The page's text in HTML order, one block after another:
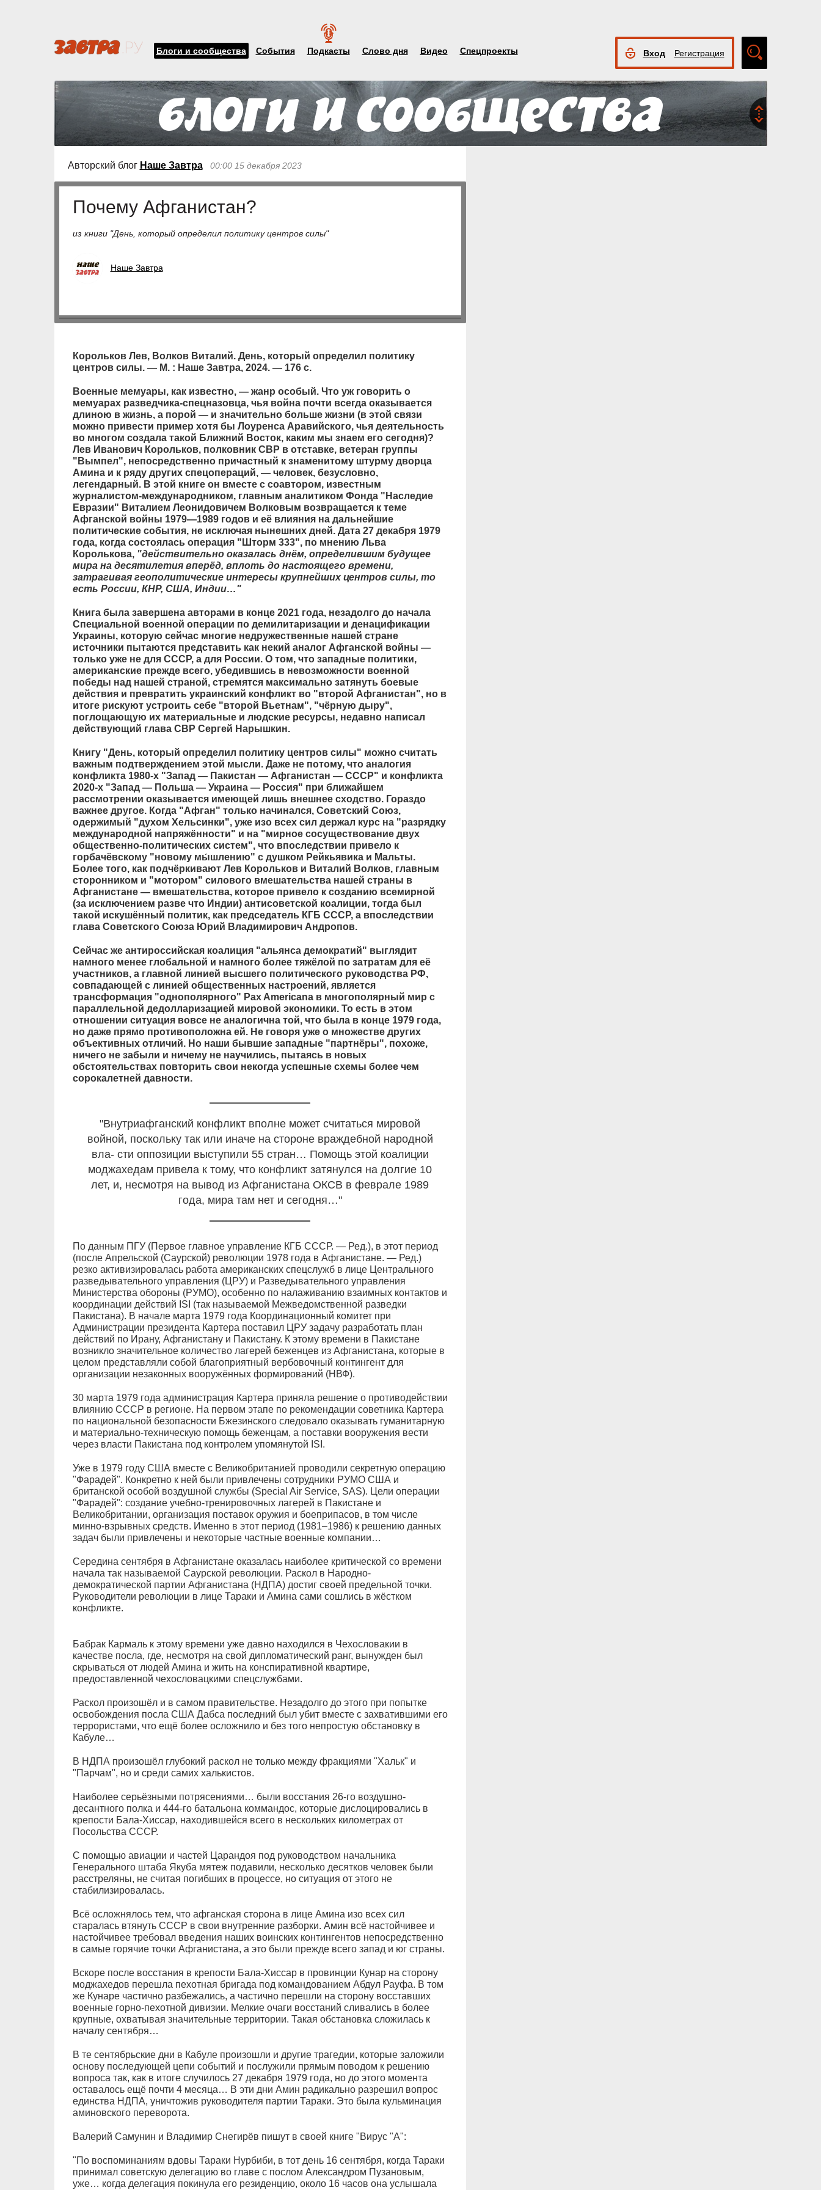
Блоги и сообщества События Подкасты Слово дня Видео Спецпроекты Вход Регистрация
поиск
Авторский блог Наше Завтра 00:00 15 декабря 2023
Почему Афганистан?
из книги "День, который определил политику центров силы"
Наше Завтра
Корольков Лев, Волков Виталий. День, который определил политику
центров силы. — М. : Наше Завтра, 2024. — 176 с.
Военные мемуары, как известно, — жанр особый. Что уж говорить о
мемуарах разведчика-спецназовца, чья война почти всегда оказывается
длиною в жизнь, а порой — и значительно больше жизни (в этой связи
можно привести пример хотя бы Лоуренса Аравийского, чья деятельность
во многом создала такой Ближний Восток, каким мы знаем его сегодня)?
Лев Иванович Корольков, полковник СВР в отставке, ветеран группы
"Вымпел", непосредственно причастный к знаменитому штурму дворца
Амина и к ряду других спецопераций, — человек, безусловно,
легендарный. В этой книге он вместе с соавтором, известным
журналистом-международником, главным аналитиком Фонда "Наследие
Евразии" Виталием Леонидовичем Волковым возвращается к теме
Афганской войны 1979—1989 годов и её влияния на дальнейшие
политические события, не исключая нынешних дней. Дата 27 декабря 1979
года, когда состоялась операция "Шторм 333", по мнению Льва
Королькова, "действительно оказалась днём, определившим будущее
мира на десятилетия вперёд, вплоть до настоящего времени,
затрагивая геополитические интересы крупнейших центров силы, то
есть России, КНР, США, Индии…"
Книга была завершена авторами в конце 2021 года, незадолго до начала
Специальной военной операции по демилитаризации и денацификации
Украины, которую сейчас многие недружественные нашей стране
источники пытаются представить как некий аналог Афганской войны —
только уже не для СССР, а для России. О том, что западные политики,
американские прежде всего, убедившись в невозможности военной
победы над нашей страной, стремятся максимально затянуть боевые
действия и превратить украинский конфликт во "второй Афганистан", но в
итоге рискуют устроить себе "второй Вьетнам", "чёрную дыру",
поглощающую их материальные и людские ресурсы, недавно написал
действующий глава СВР Сергей Нарышкин.
Книгу "День, который определил политику центров силы" можно считать
важным подтверждением этой мысли. Даже не потому, что аналогия
конфликта 1980-х "Запад — Пакистан — Афганистан — СССР" и конфликта
2020-х "Запад — Польша — Украина — Россия" при ближайшем
рассмотрении оказывается имеющей лишь внешнее сходство. Гораздо
важнее другое. Когда "Афган" только начинался, Советский Союз,
одержимый "духом Хельсинки", уже изо всех сил держал курс на "разрядку
международной напряжённости" и на "мирное сосуществование двух
общественно-политических систем", что впоследствии привело к
горбачёвскому "новому мы́шлению" с душком Рейкьявика и Мальты.
Более того, как подчёркивают Лев Корольков и Виталий Волков, главным
сторонником и "мотором" силового вмешательства нашей страны в
Афганистане — вмешательства, которое привело к созданию всемирной
(за исключением разве что Индии) антисоветской коалиции, тогда был
такой искушённый политик, как председатель КГБ СССР, а впоследствии
глава Советского Союза Юрий Владимирович Андропов.
Сейчас же антироссийская коалиция "альянса демократий" выглядит
намного менее глобальной и намного более тяжёлой по затратам для её
участников, а главной линией высшего политического руководства РФ,
совпадающей с линией общественных настроений, является
трансформация "однополярного" Pax Americana в многополярный мир с
параллельной дедолларизацией мировой экономики. То есть в этом
отношении ситуация вовсе не аналогична той, что была в конце 1979 года,
но даже прямо противоположна ей. Не говоря уже о множестве других
объективных отличий. Но наши бывшие западные "партнёры", похоже,
ничего не забыли и ничему не научились, пытаясь в новых
обстоятельствах повторить свои некогда успешные схемы более чем
сорокалетней давности.
"Внутриафганский конфликт вполне может считаться мировой
войной, поскольку так или иначе на стороне враждебной народной
вла- сти оппозиции выступили 55 стран… Помощь этой коалиции
моджахедам привела к тому, что конфликт затянулся на долгие 10
лет, и, несмотря на вывод из Афганистана ОКСВ в феврале 1989
года, мира там нет и сегодня…"
По данным ПГУ (Первое главное управление КГБ СССР. — Ред.), в этот период
(после Апрельской (Саурской) революции 1978 года в Афганистане. — Ред.)
резко активизировалась работа американских спецслужб в лице Центрального
разведывательного управления (ЦРУ) и Разведывательного управления
Министерства обороны (РУМО), особенно по налаживанию взаимных контактов и
координации действий ISI (так называемой Межведомственной разведки
Пакистана). В начале марта 1979 года Координационный комитет при
Администрации президента Картера поставил ЦРУ задачу разработать план
действий по Ирану, Афганистану и Пакистану. К этому времени в Пакистане
возникло значительное количество лагерей беженцев из Афганистана, которые в
целом представляли собой благоприятный вербовочный контингент для
организации незаконных вооружённых формирований (НВФ).
30 марта 1979 года администрация Картера приняла решение о противодействии
влиянию СССР в регионе. На первом этапе по рекомендации советника Картера
по национальной безопасности Бжезинского следовало оказывать гуманитарную
и материально-техническую помощь беженцам, а поставки вооружения вести
через власти Пакистана под контролем упомянутой ISI.
Уже в 1979 году США вместе с Великобританией проводили секретную операцию
"Фарадей". Конкретно к ней были привлечены сотрудники РУМО США и
британской особой воздушной службы (Special Air Service, SAS). Цели операции
"Фарадей": создание учебно-тренировочных лагерей в Пакистане и
Великобритании, организация поставок оружия и боеприпасов, в том числе
минно-взрывных средств. Именно в этот период (1981–1986) к решению данных
задач были привлечены и некоторые частные военные компании…
Середина сентября в Афганистане оказалась наиболее критической со времени
начала так называемой Саурской революции. Раскол в Народно-
демократической партии Афганистана (НДПА) достиг своей предельной точки.
Руководители революции в лице Тараки и Амина сами сошлись в жёстком
конфликте.
Бабрак Кармаль к этому времени уже давно находился в Чехословакии в
качестве посла, где, несмотря на свой дипломатический ранг, вынужден был
скрываться от людей Амина и жить на конспиративной квартире,
предоставленной чехословацкими спецслужбами.
Раскол произошёл и в самом правительстве. Незадолго до этого при попытке
освобождения посла США Дабса последний был убит вместе с захватившими его
террористами, что ещё более осложнило и без того непростую обстановку в
Кабуле…
В НДПА произошёл глубокий раскол не только между фракциями "Хальк" и
"Парчам", но и среди самих халькистов.
Наиболее серьёзными потрясениями… были восстания 26-го воздушно-
десантного полка и 444-го батальона коммандос, которые дислоцировались в
крепости Бала-Хиссар, находившейся всего в нескольких километрах от
Посольства СССР.
С помощью авиации и частей Царандоя под руководством начальника
Генерального штаба Якуба мятеж подавили, несколько десятков человек были
расстреляны, не считая погибших в процессе, но ситуация от этого не
стабилизировалась.
Всё осложнялось тем, что афганская сторона в лице Амина изо всех сил
старалась втянуть СССР в свои внутренние разборки. Амин всё настойчивее и
настойчивее требовал введения наших воинских контингентов непосредственно
в самые горячие точки Афганистана, а это были прежде всего запад и юг страны.
Вскоре после восстания в крепости Бала-Хиссар в провинции Кунар на сторону
моджахедов перешла пехотная бригада под командованием Абдул Рауфа. В том
же Кунаре частично разбежались, а частично перешли на сторону восставших
военные горно-пехотной дивизии. Мелкие очаги восстаний сливались в более
крупные, охватывая значительные территории. Такая обстановка сложилась к
началу сентября…
В те сентябрьские дни в Кабуле произошли и другие трагедии, которые заложили
основу последующей цепи событий и послужили прямым поводом к решению
вопроса так, как в итоге случилось 27 декабря 1979 года, но до этого момента
оставалось ещё почти 4 месяца… В эти дни Амин радикально разрешил вопрос
единства НДПА, уничтожив руководителя партии Тараки. Это была кульминация
аминовского переворота.
Валерий Самунин и Владимир Снегирёв пишут в своей книге "Вирус "А":
"По воспоминаниям вдовы Тараки Нурбиби, в тот день 16 сентября, когда Тараки
принимал советскую делегацию во главе с послом Александром Пузановым,
уже… когда делегация покинула его резиденцию, около 16 часов она услышала